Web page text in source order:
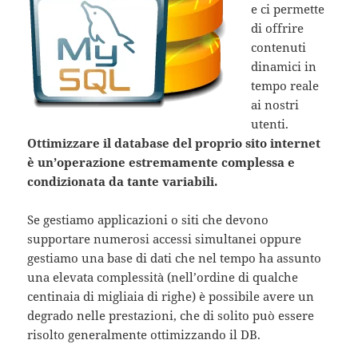
e ci permette
di offrire
contenuti
dinamici in
tempo reale
ai nostri
utenti.
Ottimizzare il database del proprio sito internet
è un’operazione estremamente complessa e
condizionata da tante variabili.
Se gestiamo applicazioni o siti che devono
supportare numerosi accessi simultanei oppure
gestiamo una base di dati che nel tempo ha assunto
una elevata complessità (nell’ordine di qualche
centinaia di migliaia di righe) è possibile avere un
degrado nelle prestazioni, che di solito può essere
risolto generalmente ottimizzando il DB.